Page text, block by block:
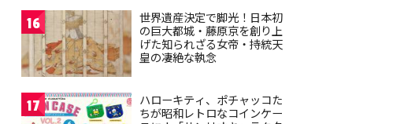
16
世界遺産決定で脚光！日本初
の巨大都城・藤原京を創り上
げた知られざる女帝・持統天
皇の凄絶な執念
17
ハローキティ、ポチャッコた
ちが昭和レトロなコインケー